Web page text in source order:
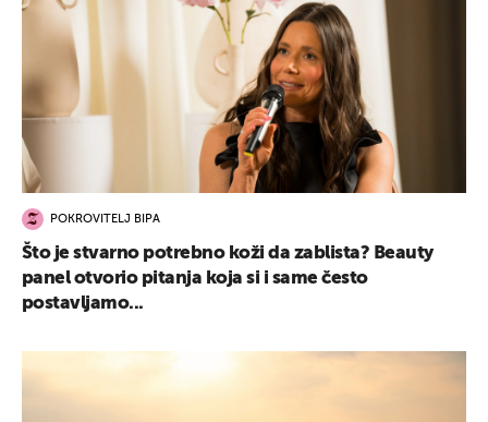
POKROVITELJ BIPA
Što je stvarno potrebno koži da zablista? Beauty
panel otvorio pitanja koja si i same često
postavljamo...